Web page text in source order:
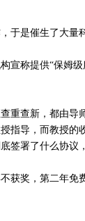
是催生了大量
称提供“保姆级
重查新，都由导
指导，而教授的
签署了什么协议
获奖，第二年免